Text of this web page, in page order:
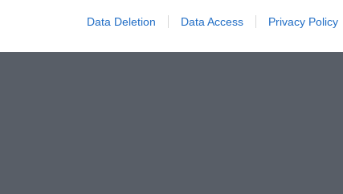
Data Deletion Data Access Privacy Policy